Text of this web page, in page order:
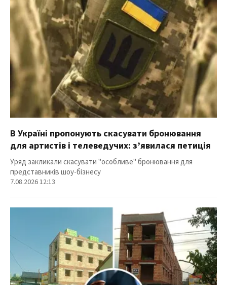
В Україні пропонують скасувати бронювання
для артистів і телеведучих: з’явилася петиція
Уряд закликали скасувати "особливе" бронювання для
представників шоу-бізнесу
7.08.2026 12:13